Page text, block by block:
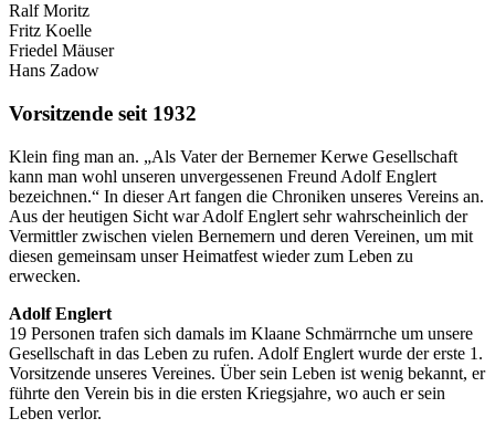
Ralf Moritz
Fritz Koelle
Friedel Mäuser
Hans Zadow
Vorsitzende seit 1932
Klein fing man an. „Als Vater der Bernemer Kerwe Gesellschaft
kann man wohl unseren unvergessenen Freund Adolf Englert
bezeichnen.“ In dieser Art fangen die Chroniken unseres Vereins an.
Aus der heutigen Sicht war Adolf Englert sehr wahrscheinlich der
Vermittler zwischen vielen Bernemern und deren Vereinen, um mit
diesen gemeinsam unser Heimatfest wieder zum Leben zu
erwecken.
Adolf Englert
19 Personen trafen sich damals im Klaane Schmärrnche um unsere
Gesellschaft in das Leben zu rufen. Adolf Englert wurde der erste 1.
Vorsitzende unseres Vereines. Über sein Leben ist wenig bekannt, er
führte den Verein bis in die ersten Kriegsjahre, wo auch er sein
Leben verlor.